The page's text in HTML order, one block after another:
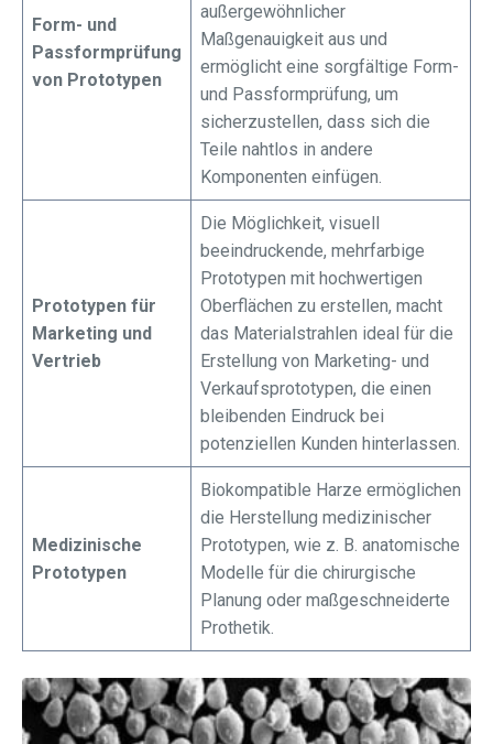
Form- und
Passformprüfung
von Prototypen
außergewöhnlicher
Maßgenauigkeit aus und
ermöglicht eine sorgfältige Form-
und Passformprüfung, um
sicherzustellen, dass sich die
Teile nahtlos in andere
Komponenten einfügen.
Prototypen für
Marketing und
Vertrieb
Die Möglichkeit, visuell
beeindruckende, mehrfarbige
Prototypen mit hochwertigen
Oberflächen zu erstellen, macht
das Materialstrahlen ideal für die
Erstellung von Marketing- und
Verkaufsprototypen, die einen
bleibenden Eindruck bei
potenziellen Kunden hinterlassen.
Medizinische
Prototypen
Biokompatible Harze ermöglichen
die Herstellung medizinischer
Prototypen, wie z. B. anatomische
Modelle für die chirurgische
Planung oder maßgeschneiderte
Prothetik.